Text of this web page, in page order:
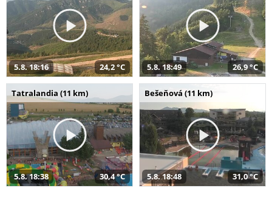
5.8. 18:16 24,2 °C 5.8. 18:49 26,9 °C
Tatralandia (11 km)
5.8. 18:38 30,4 °C
Bešeňová (11 km)
5.8. 18:48 31,0 °C